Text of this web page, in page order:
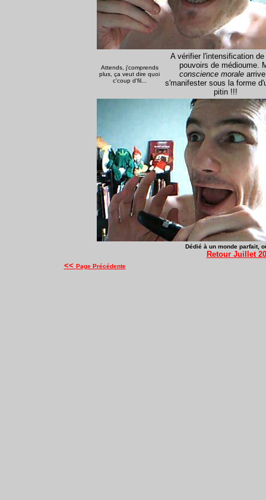
Attends, j'comprends
plus, ça veut dire quoi
c'coup d'fil...
A vérifier l'intensification de
pouvoirs de médioume.
conscience morale
s'manifester sous la forme
pitin !!!
Dédié à un monde parfait,
Retour Juillet
<< Page Précédente